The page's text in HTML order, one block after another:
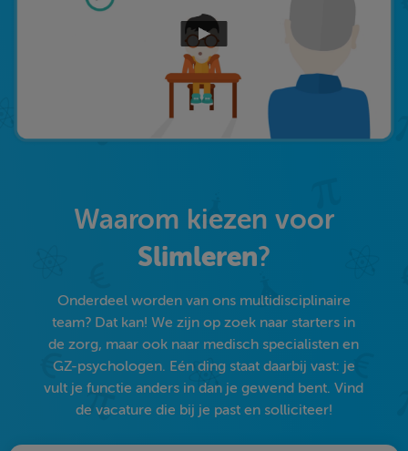
Waarom kiezen voor
Slimleren?
Onderdeel worden van ons multidisciplinaire
team? Dat kan! We zijn op zoek naar starters in
de zorg, maar ook naar medisch specialisten en
GZ-psychologen. Eén ding staat daarbij vast: je
vult je functie anders in dan je gewend bent. Vind
de vacature die bij je past en solliciteer!